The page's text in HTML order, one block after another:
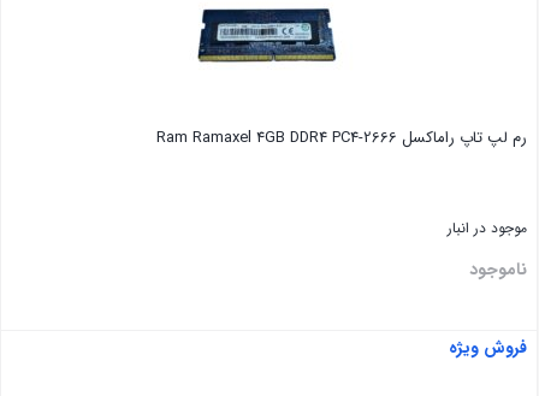
رم لپ تاپ راماکسل Ram Ramaxel 4GB DDR4 PC4-2666
موجود در انبار
ناموجود
بستن
فروش ویژه